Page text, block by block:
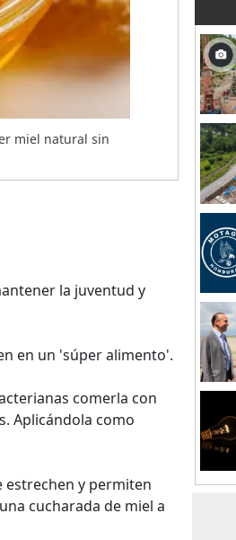
miel natural sin
la juventud y
en un 'súper alimento'.
comerla con
Aplicándola como
estrechen y permiten
cucharada de miel a